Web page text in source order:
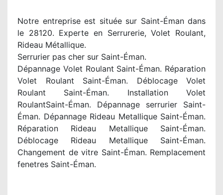
Notre entreprise est située sur Saint-Éman dans
le 28120. Experte en Serrurerie, Volet Roulant,
Rideau Métallique.
Serrurier pas cher sur Saint-Éman.
Dépannage Volet Roulant Saint-Éman. Réparation
Volet Roulant Saint-Éman. Déblocage Volet
Roulant Saint-Éman. Installation Volet
RoulantSaint-Éman. Dépannage serrurier Saint-
Éman. Dépannage Rideau Metallique Saint-Éman.
Réparation Rideau Metallique Saint-Éman.
Déblocage Rideau Metallique Saint-Éman.
Changement de vitre Saint-Éman. Remplacement
fenetres Saint-Éman.